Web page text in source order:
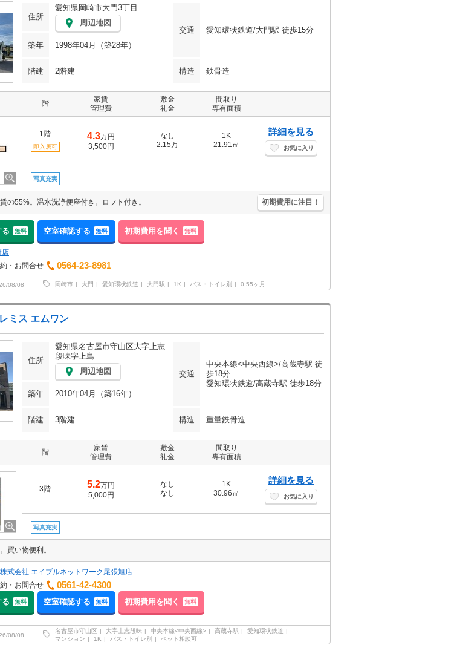
住所
愛知県岡崎市大門3丁目
周辺地図
交通
愛知環状鉄道/大門駅 徒歩15分
築年
1998年04月（築28年）
階建 2階建 構造 鉄骨造
階
家賃
管理費
敷金
礼金
間取り
専有面積
1階
即入居可
4.3万円
3,500円
なし
2.15万
1K
21.91㎡
詳細を見る
お気に入り
写真充実
の55%。温水洗浄便座付き。ロフト付き。 初期費用に注目！
無料 空室確認する 無料 初期費用を聞く 無料
店
・お問合せ
0564-23-8981
08/08 岡崎市 大門 愛知環状鉄道 大門駅 1K バス・トイレ別 0.55ヶ月
ミス エムワン
住所
愛知県名古屋市守山区大字上志
段味字上島
周辺地図
交通
中央本線<中央西線>/高蔵寺駅 徒
歩18分
愛知環状鉄道/高蔵寺駅 徒歩18分
築年
2010年04月（築16年）
階建 3階建 構造 重量鉄骨造
階
家賃
管理費
敷金
礼金
間取り
専有面積
3階 5.2万円
5,000円
なし
なし
1K
30.96㎡
詳細を見る
お気に入り
写真充実
買い物便利。
式会社 エイブルネットワーク尾張旭店
・お問合せ
0561-42-4300
無料 空室確認する 無料 初期費用を聞く 無料
08/08
名古屋市守山区 大字上志段味 中央本線<中央西線> 高蔵寺駅
愛知環状鉄道
マンション
1K バス・トイレ別 ペット相談可